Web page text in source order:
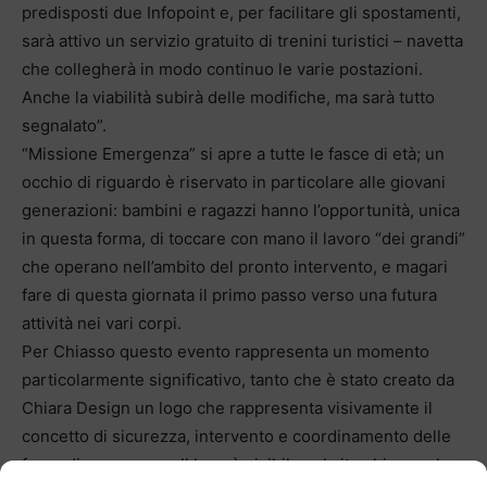
predisposti due Infopoint e, per facilitare gli spostamenti,
sarà attivo un servizio gratuito di trenini turistici – navetta
che collegherà in modo continuo le varie postazioni.
Anche la viabilità subirà delle modifiche, ma sarà tutto
segnalato”.
“Missione Emergenza” si apre a tutte le fasce di età; un
occhio di riguardo è riservato in particolare alle giovani
generazioni: bambini e ragazzi hanno l’opportunità, unica
in questa forma, di toccare con mano il lavoro “dei grandi”
che operano nell’ambito del pronto intervento, e magari
fare di questa giornata il primo passo verso una futura
attività nei vari corpi.
Per Chiasso questo evento rappresenta un momento
particolarmente significativo, tanto che è stato creato da
Chiara Design un logo che rappresenta visivamente il
concetto di sicurezza, intervento e coordinamento delle
forze di emergenza. Il logo è visibile sul sito chiasso.ch